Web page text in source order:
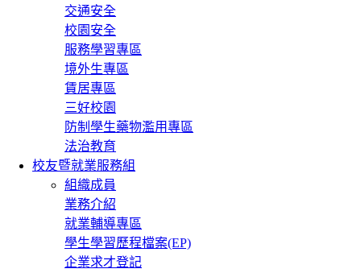
交通安全
校園安全
服務學習專區
境外生專區
賃居專區
三好校園
防制學生藥物濫用專區
法治教育
校友暨就業服務組
組織成員
業務介紹
就業輔導專區
學生學習歷程檔案(EP)
企業求才登記